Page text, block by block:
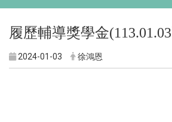
履歷輔導獎學金
2024-01-03 徐鴻恩